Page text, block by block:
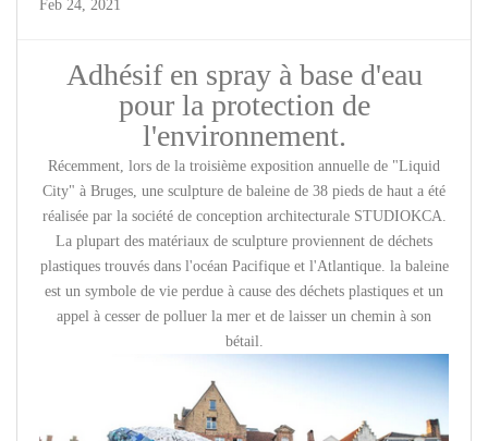
Feb 24, 2021
Adhésif en spray à base d'eau
pour la protection de
l'environnement.
Récemment, lors de la troisième exposition annuelle de "Liquid
City" à Bruges, une sculpture de baleine de 38 pieds de haut a été
réalisée par la société de conception architecturale STUDIOKCA.
La plupart des matériaux de sculpture proviennent de déchets
plastiques trouvés dans l'océan Pacifique et l'Atlantique. la baleine
est un symbole de vie perdue à cause des déchets plastiques et un
appel à cesser de polluer la mer et de laisser un chemin à son
bétail.